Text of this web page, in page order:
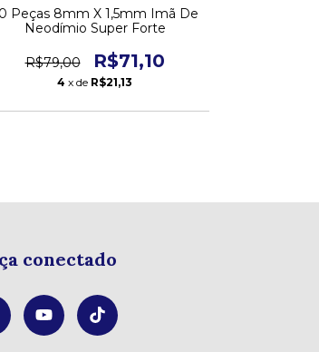
Peças 8mm X 1,5mm Imã De
Neodímio Super Forte
R$79,00 R$71,10
4 x de R$21,13
conectado